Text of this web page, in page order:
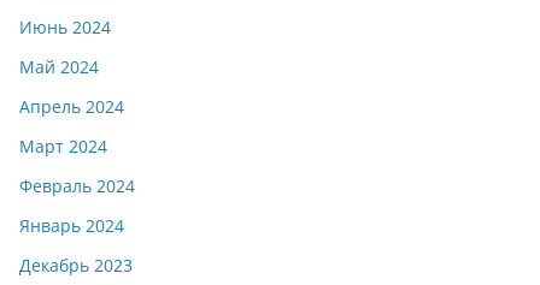
Июнь 2024
Май 2024
Апрель 2024
Март 2024
Февраль 2024
Январь 2024
Декабрь 2023